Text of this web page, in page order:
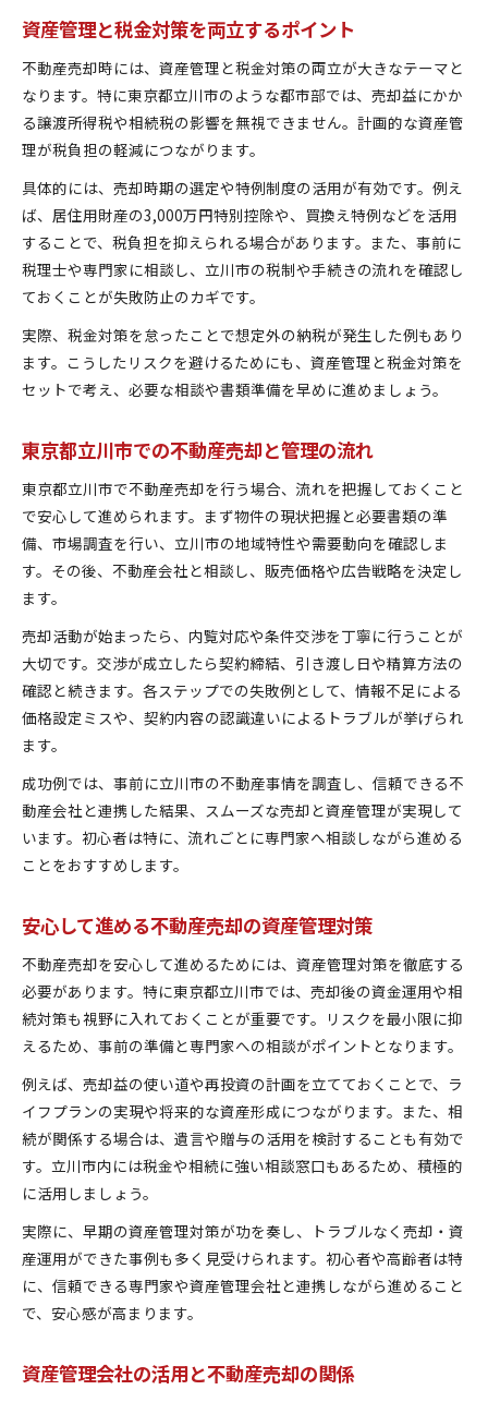
資産管理と税金対策を両立するポイント
不動産売却時には、資産管理と税金対策の両立が大きなテーマと
なります。特に東京都立川市のような都市部では、売却益にかか
る譲渡所得税や相続税の影響を無視できません。計画的な資産管
理が税負担の軽減につながります。
具体的には、売却時期の選定や特例制度の活用が有効です。例え
ば、居住用財産の3,000万円特別控除や、買換え特例などを活用
することで、税負担を抑えられる場合があります。また、事前に
税理士や専門家に相談し、立川市の税制や手続きの流れを確認し
ておくことが失敗防止のカギです。
実際、税金対策を怠ったことで想定外の納税が発生した例もあり
ます。こうしたリスクを避けるためにも、資産管理と税金対策を
セットで考え、必要な相談や書類準備を早めに進めましょう。
東京都立川市での不動産売却と管理の流れ
東京都立川市で不動産売却を行う場合、流れを把握しておくこと
で安心して進められます。まず物件の現状把握と必要書類の準
備、市場調査を行い、立川市の地域特性や需要動向を確認しま
す。その後、不動産会社と相談し、販売価格や広告戦略を決定し
ます。
売却活動が始まったら、内覧対応や条件交渉を丁寧に行うことが
大切です。交渉が成立したら契約締結、引き渡し日や精算方法の
確認と続きます。各ステップでの失敗例として、情報不足による
価格設定ミスや、契約内容の認識違いによるトラブルが挙げられ
ます。
成功例では、事前に立川市の不動産事情を調査し、信頼できる不
動産会社と連携した結果、スムーズな売却と資産管理が実現して
います。初心者は特に、流れごとに専門家へ相談しながら進める
ことをおすすめします。
安心して進める不動産売却の資産管理対策
不動産売却を安心して進めるためには、資産管理対策を徹底する
必要があります。特に東京都立川市では、売却後の資金運用や相
続対策も視野に入れておくことが重要です。リスクを最小限に抑
えるため、事前の準備と専門家への相談がポイントとなります。
例えば、売却益の使い道や再投資の計画を立てておくことで、ラ
イフプランの実現や将来的な資産形成につながります。また、相
続が関係する場合は、遺言や贈与の活用を検討することも有効で
す。立川市内には税金や相続に強い相談窓口もあるため、積極的
に活用しましょう。
実際に、早期の資産管理対策が功を奏し、トラブルなく売却・資
産運用ができた事例も多く見受けられます。初心者や高齢者は特
に、信頼できる専門家や資産管理会社と連携しながら進めること
で、安心感が高まります。
資産管理会社の活用と不動産売却の関係